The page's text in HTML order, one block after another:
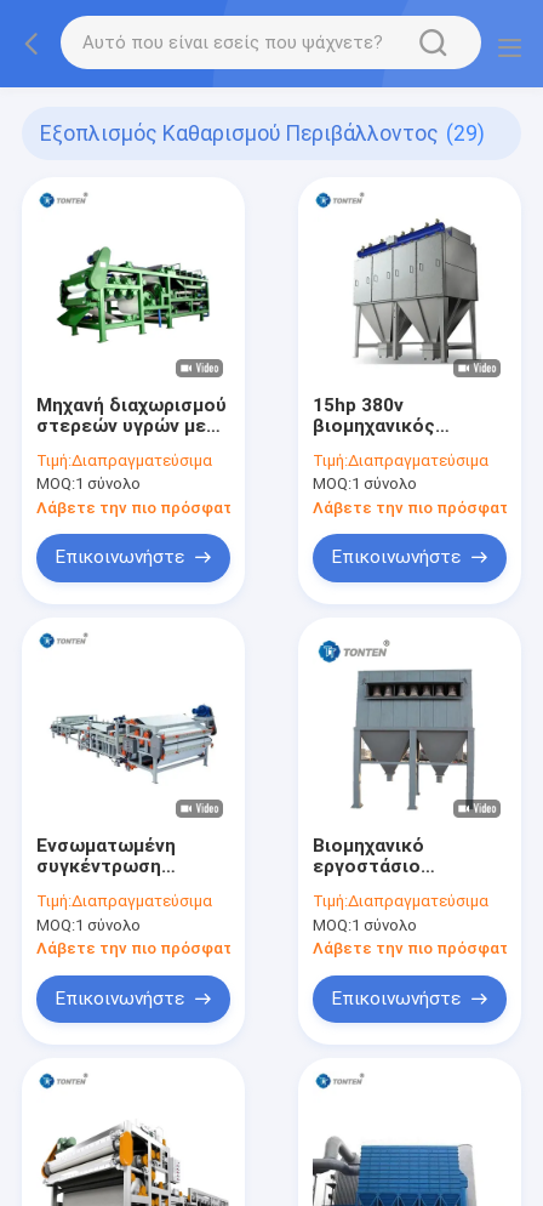
Εξοπλισμός Καθαρισμού Περιβάλλοντος (29)
Μηχανή διαχωρισμού
στερεών υγρών με
αποβρύθμιση
λάσπης
Τιμή:Διαπραγματεύσιμα
MOQ:1 σύνολο
Λάβετε την πιο πρόσφατη τιμή
Επικοινωνήστε
15hp 380v
βιομηχανικός
Τιμή:Διαπραγματεύσιμα
MOQ:1 σύνολο
Λάβετε την πιο πρόσφατη
Επικοινωνήστε
Ενσωματωμένη
συγκέντρωση
αποβρύθμιση ζώνη
φίλτρας πρέας
διαχωρισμός
Τιμή:Διαπραγματεύσιμα
MOQ:1 σύνολο
Λάβετε την πιο πρόσφατη τιμή
Επικοινωνήστε
Βιομηχανικό
εργοστάσιο
με παλμό αερίου
Σύστημα διήθησης
Καθαρισμός αερίων
Τιμή:Διαπραγματεύσιμα
MOQ:1 σύνολο
Λάβετε την πιο πρόσφατη
Επικοινωνήστε